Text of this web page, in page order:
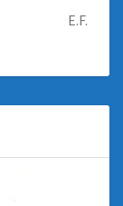
E.F.